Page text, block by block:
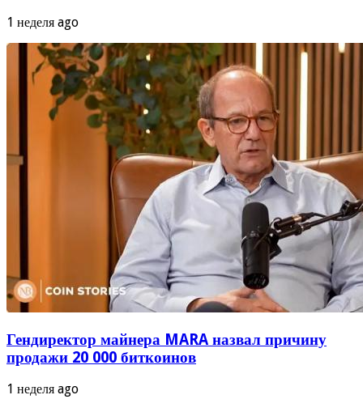
1 неделя ago
Гендиректор майнера MARA назвал причину
продажи 20 000 биткоинов
1 неделя ago